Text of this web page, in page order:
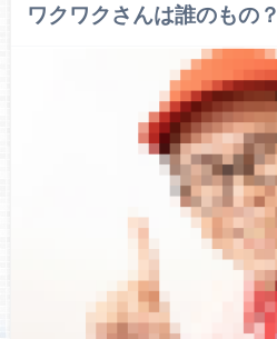
ワクワクさんは誰のもの？